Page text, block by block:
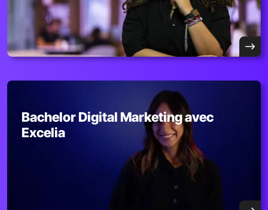
Bachelor Digital Marketing avec
Excelia